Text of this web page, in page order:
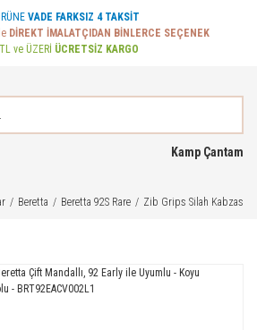
VADE FARKSIZ 4 TAKSİT
DİREKT İMALATÇIDAN BİNLERCE SEÇENEK
ve ÜZERİ ÜCRETSİZ KARGO
Kamp Çantam
Beretta Beretta 92S Rare Zib Grips Silah Kabzası -